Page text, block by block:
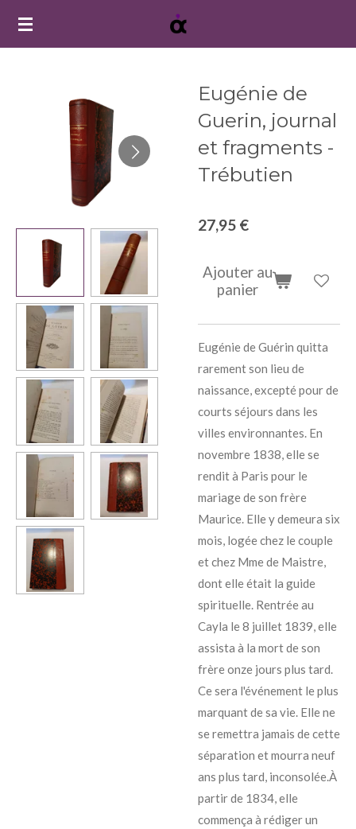
Passer
Eugénie de
Guerin, journal
et fragments -
Trébutien
27,95 €
Ajouter au
panier
‎Eugénie de Guérin quitta
rarement son lieu de
naissance, excepté pour de
courts séjours dans les
villes environnantes. En
novembre 1838, elle se
rendit à Paris pour le
mariage de son frère
Maurice. Elle y demeura six
mois, logée chez le couple
et chez Mme de Maistre,
dont elle était la guide
spirituelle. Rentrée au
Cayla le 8 juillet 1839, elle
assista à la mort de son
frère onze jours plus tard.
Ce sera l'événement le plus
marquant de sa vie. Elle ne
se remettra jamais de cette
séparation et mourra neuf
ans plus tard, inconsolée.À
partir de 1834, elle
commença à rédiger un